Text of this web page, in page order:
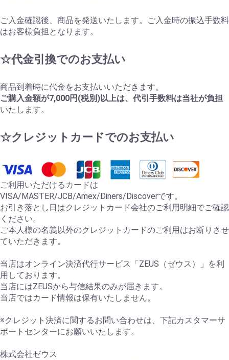
ご入金確認後、商品を発送いたします。ご入金時の振込手数料
はお客様負担となります。
☆代金引換でのお支払い
商品到着時に代金をお支払いいただきます。
ご購入金額が7,000円(税別)以上は、代引手数料は当社が負担
いたします。
☆クレジットカードでのお支払い
ご利用いただけるカードは
VISA/MASTER/JCB/Amex/Diners/Discoverです。
お引き落とし日はクレジットカード会社のご利用明細でご確認
ください。
ご本人様の名義以外のクレジットカードのご利用はお断りさせ
ていただきます。
当店はオンライン決済代行サービス「ZEUS（ゼウス）」を利
用しております。
当店にはZEUSから与信結果のみが届きます。
当店ではカード情報は保有いたしません。
※クレジット決済に関するお問い合わせは、下記カスタマーサ
ポートセンターにお願いいたします。
株式会社ゼウス